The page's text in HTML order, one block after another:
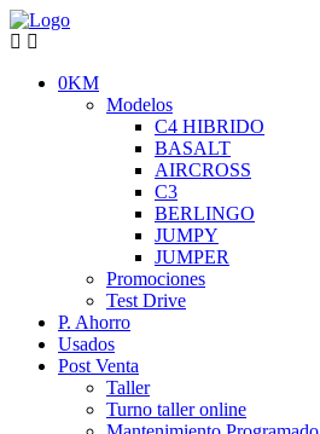
0KM
Modelos
C4 HIBRIDO
BASALT
AIRCROSS
C3
BERLINGO
JUMPY
JUMPER
Promociones
Test Drive
P. Ahorro
Usados
Post Venta
Taller
Turno taller online